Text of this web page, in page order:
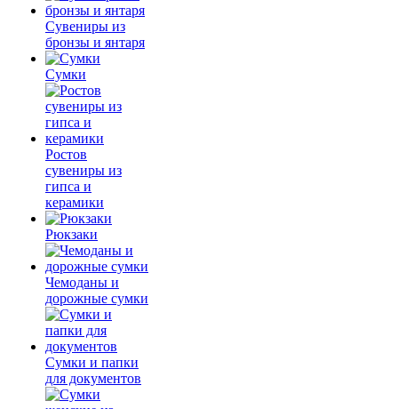
Сувениры из
бронзы и янтаря
Сумки
Ростов
сувениры из
гипса и
керамики
Рюкзаки
Чемоданы и
дорожные сумки
Сумки и папки
для документов